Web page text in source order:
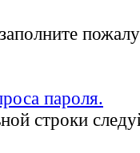
пароля.
строки